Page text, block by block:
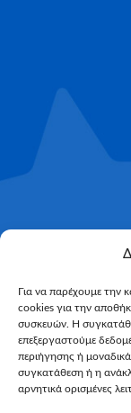
Για να παρέχουμε την
cookies για την
συσκευών. Η
επεξεργαστούμε
περιήγησης ή
συγκατάθεση ή η
αρνητικά ορισμένες
Email*